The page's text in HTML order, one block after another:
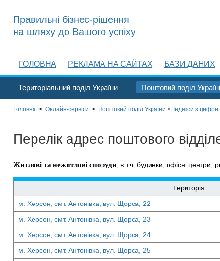
Правильні бізнес-рішення
на шляху до Вашого успіху
ГОЛОВНА РЕКЛАМА НА САЙТАХ БАЗИ ДАНИХ
Територіальний поділ України Поштовий поділ
Головна > Онлайн-сервіси > Поштовий поділ України > Індекси з цифри
Перелік адрес поштового
Житлові та нежитлові споруди , в т.ч. будинки, офісні центри,
Територія
м. Херсон, смт. Антонівка, вул. Щорса, 22
м. Херсон, смт. Антонівка, вул. Щорса, 23
м. Херсон, смт. Антонівка, вул. Щорса, 24
м. Херсон, смт. Антонівка, вул. Щорса, 25